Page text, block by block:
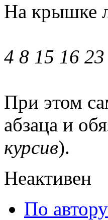
На крышке
4 8 15 16
При этом
абзаца и
курсив).
Неактивен
По автору